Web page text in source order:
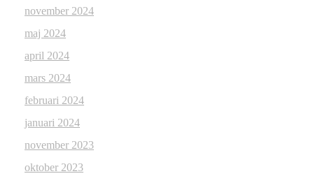
november 2024
maj 2024
april 2024
mars 2024
februari 2024
januari 2024
november 2023
oktober 2023